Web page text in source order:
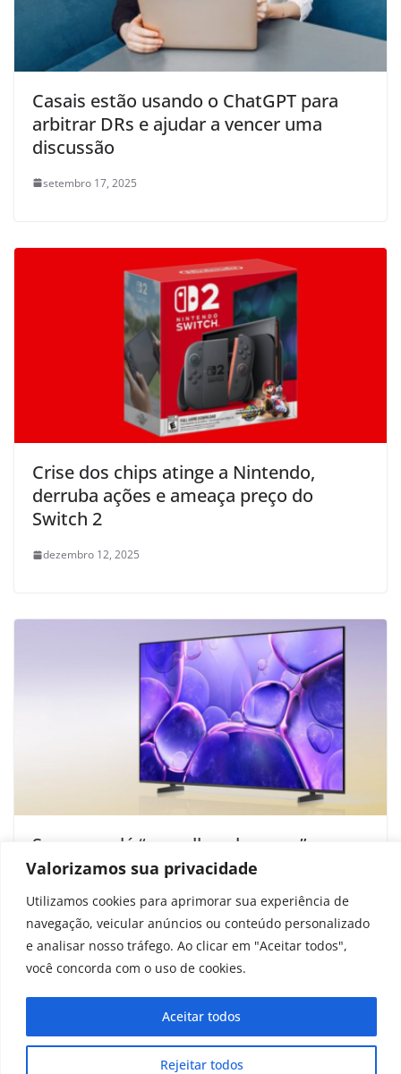
Valorizamos sua privacidade
Utilizamos cookies para aprimorar sua experiência de
navegação, veicular anúncios ou conteúdo personalizado
e analisar nosso tráfego. Ao clicar em "Aceitar todos",
você concorda com o uso de cookies.
Rejeitar todos
Aceitar todos
Casais estão usando o ChatGPT para
arbitrar DRs e ajudar a vencer uma
discussão
setembro 17, 2025
Crise dos chips atinge a Nintendo,
derruba ações e ameaça preço do
Switch 2
dezembro 12, 2025
Samsung dá “soundbar de graça” para
quem comprar TV de 58”; entenda a
promoção
setembro 26, 2025
Copyright © 2025 - 2026curiosidadesonline.com.br